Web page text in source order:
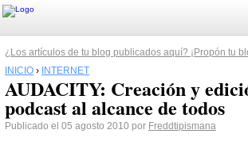
¿Los artículos de tu blog publicados aquí? ¡Propón tu
INICIO › INTERNET
AUDACITY: Creación y
podcast al alcance de todos
Publicado el 05 agosto 2010 por Freddtipismana